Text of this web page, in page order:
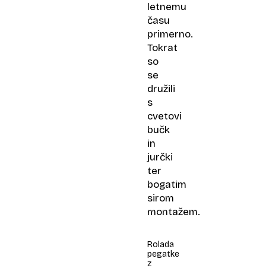
letnemu
času
primerno.
Tokrat
so
se
družili
s
cvetovi
bučk
in
jurčki
ter
bogatim
sirom
montažem.
Rolada
pegatke
z